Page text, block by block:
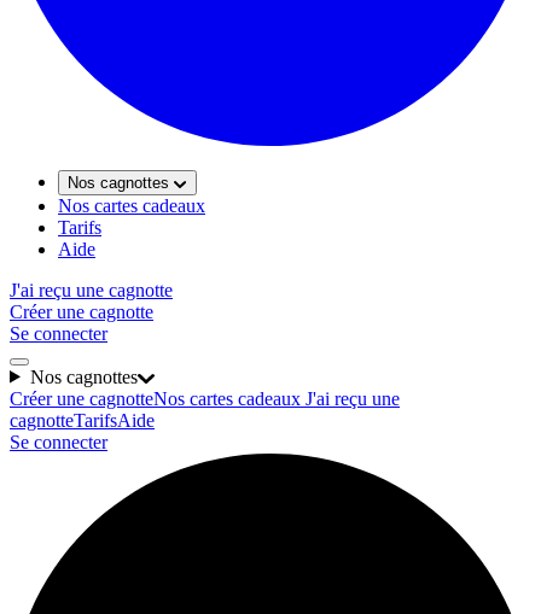
Nos cagnottes
Nos cartes cadeaux
Tarifs
Aide
J'ai reçu une cagnotte
Créer une cagnotte
Se connecter
Nos cagnottes
Créer une cagnotteNos cartes cadeaux J'ai reçu une
cagnotteTarifsAide
Se connecter